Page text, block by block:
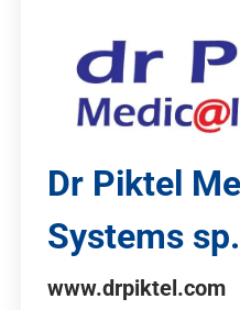
Dr Piktel
Systems
www.drpiktel.com